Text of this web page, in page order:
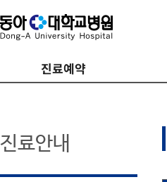
진료예약
진료안내